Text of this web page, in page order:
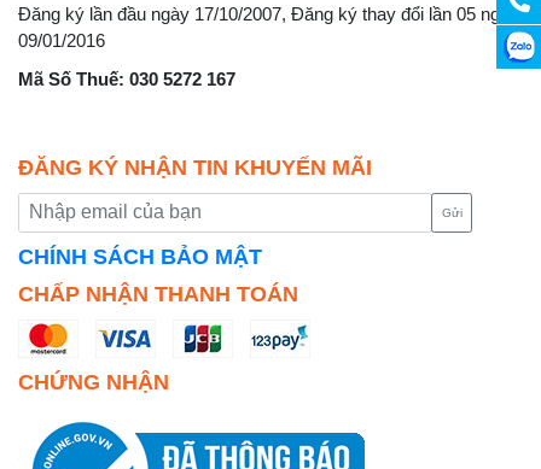
Đăng ký lần đầu ngày 17/10/2007, Đăng ký thay đổi lần 05 ngày
09/01/2016
Mã Số Thuế: 030 5272 167
ĐĂNG KÝ NHẬN TIN KHUYẾN MÃI
Gửi
CHÍNH SÁCH BẢO MẬT
CHẤP NHẬN THANH TOÁN
CHỨNG NHẬN